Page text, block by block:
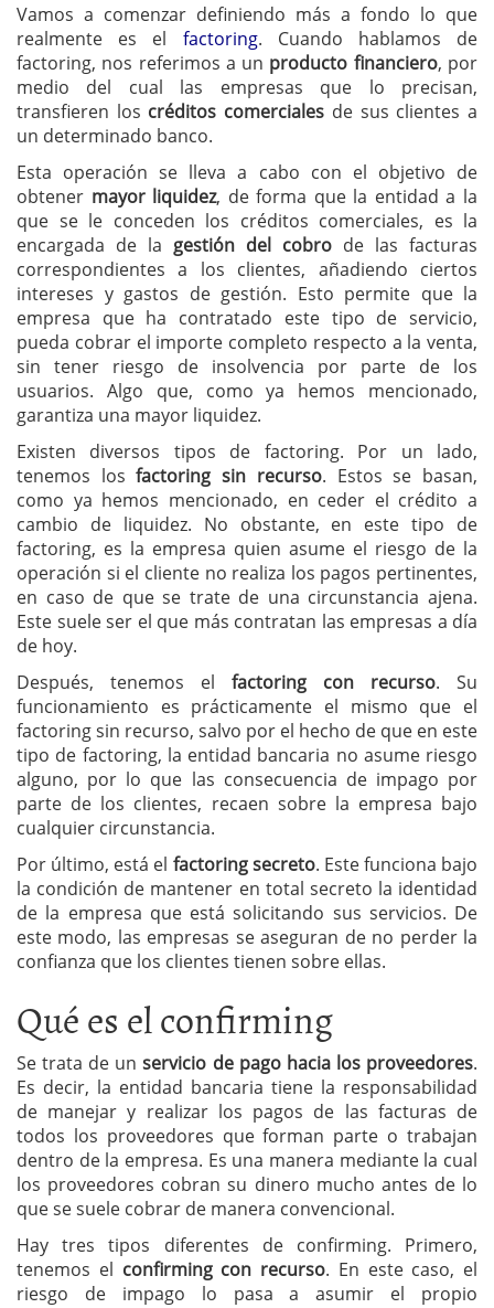
Vamos a comenzar definiendo más a fondo lo que
realmente es el factoring. Cuando hablamos de
factoring, nos referimos a un producto financiero, por
medio del cual las empresas que lo precisan,
transfieren los créditos comerciales de sus clientes a
un determinado banco.
Esta operación se lleva a cabo con el objetivo de
obtener mayor liquidez, de forma que la entidad a la
que se le conceden los créditos comerciales, es la
encargada de la gestión del cobro de las facturas
correspondientes a los clientes, añadiendo ciertos
intereses y gastos de gestión. Esto permite que la
empresa que ha contratado este tipo de servicio,
pueda cobrar el importe completo respecto a la venta,
sin tener riesgo de insolvencia por parte de los
usuarios. Algo que, como ya hemos mencionado,
garantiza una mayor liquidez.
Existen diversos tipos de factoring. Por un lado,
tenemos losfactoring sin recurso. Estos se basan,
como ya hemos mencionado, en ceder el crédito a
cambio de liquidez. No obstante, en este tipo de
factoring, es la empresa quien asume el riesgo de la
operación si el cliente no realiza los pagos pertinentes,
en caso de que se trate de una circunstancia ajena.
Este suele ser el que más contratan las empresas a día
de hoy.
Después, tenemos el factoring con recurso. Su
funcionamiento es prácticamente el mismo que el
factoring sin recurso, salvo por el hecho de que en este
tipo de factoring, la entidad bancaria no asume riesgo
alguno, por lo que las consecuencia de impago por
parte de los clientes, recaen sobre la empresa bajo
cualquier circunstancia.
Por último, está el factoring secreto. Este funciona bajo
la condición de mantener en total secreto la identidad
de la empresa que está solicitando sus servicios. De
este modo, las empresas se aseguran de no perder la
confianza que los clientes tienen sobre ellas.
Qué es el confirming
Se trata de unservicio de pago hacia los proveedores.
Es decir, la entidad bancaria tiene la responsabilidad
de manejar y realizar los pagos de las facturas de
todos los proveedores que forman parte o trabajan
dentro de la empresa. Es una manera mediante la cual
los proveedores cobran su dinero mucho antes de lo
que se suele cobrar de manera convencional.
Hay tres tipos diferentes de confirming. Primero,
tenemos el confirming con recurso. En este caso, el
riesgo de impago lo pasa a asumir el propio